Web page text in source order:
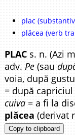
plac
plăcea (verb
PLAC s. n. (Azi
adv. Pe (sau
voia, după
= după
cuiva = a fi la
plăcea (derivat
Copy to clipboard